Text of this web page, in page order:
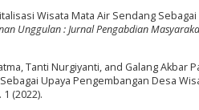
Wisata Mata Air Sendang
Unggulan : Jurnal Pengabdian
Tanti Nurgiyanti, and Galang Akbar
Upaya Pengembangan Desa
1 (2022).